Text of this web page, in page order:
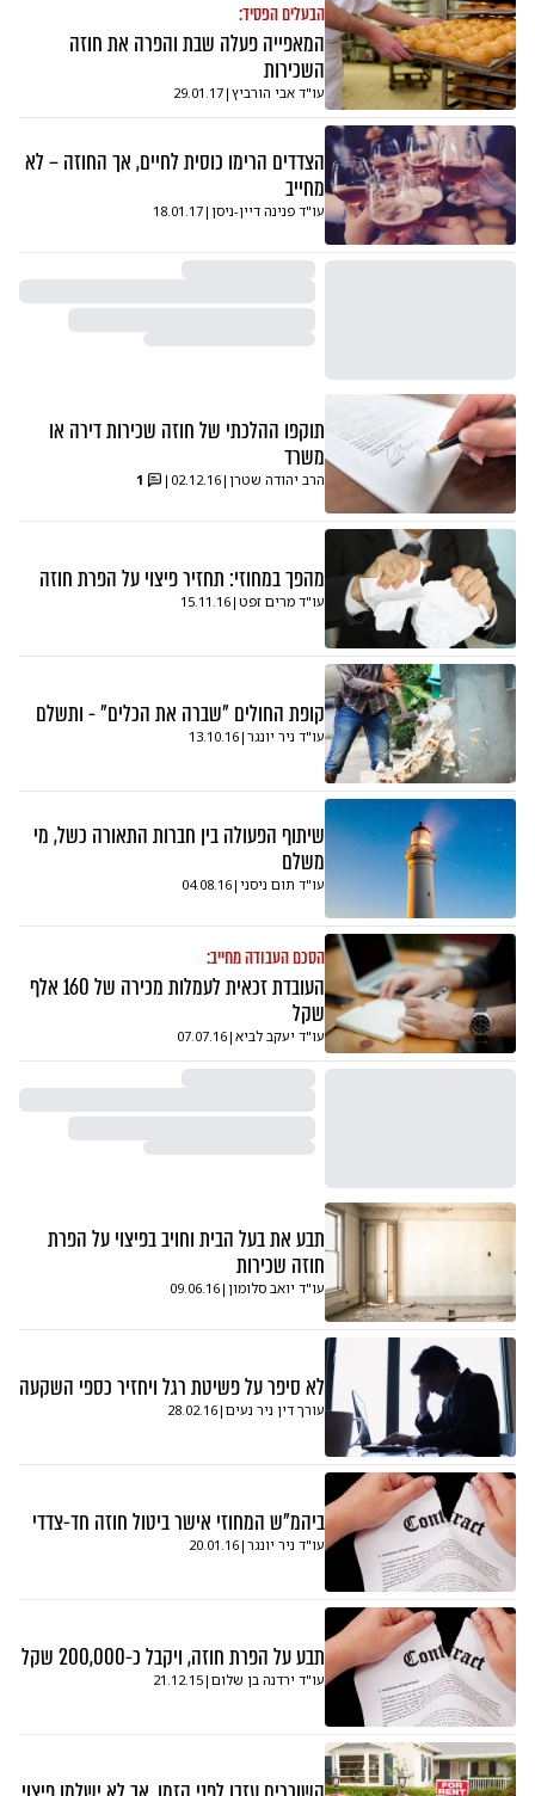
הבעלים הפסיד:
המאפייה פעלה שבת והפרה את חוזה
השכירות
עו"ד אבי הורביץ |
29.01.17
הצדדים הרימו כוסית לחיים, אך החוזה – לא
מחייב
עו"ד פנינה דיין-ניסן |
18.01.17
תוקפו ההלכתי של חוזה שכירות דירה או
משרד
הרב יהודה שטרן |
02.12.16
|
1
מהפך במחוזי: תחזיר פיצוי על הפרת חוזה
עו"ד מרים זפט |
15.11.16
קופת החולים "שברה את הכלים" - ותשלם
עו"ד ניר יונגר |
13.10.16
שיתוף הפעולה בין חברות התאורה כשל, מי
משלם
עו"ד תום ניסני |
04.08.16
הסכם העבודה מחייב:
העובדת זכאית לעמלות מכירה של 160 אלף
שקל
עו"ד יעקב לביא |
07.07.16
תבע את בעל הבית וחויב בפיצוי על הפרת
חוזה שכירות
עו"ד יואב סלומון |
09.06.16
לא סיפר על פשיטת רגל ויחזיר כספי השקעה
עורך דין ניר נעים |
28.02.16
ביהמ"ש המחוזי אישר ביטול חוזה חד-צדדי
עו"ד ניר יונגר |
20.01.16
תבע על הפרת חוזה, ויקבל כ-200,000 שקל
עו"ד ירדנה בן שלום |
21.12.15